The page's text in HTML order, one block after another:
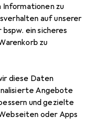
Informationen zu
auf unserer
ein sicheres
zu
diese Daten
Angebote
und gezielte
oder Apps
von Pichler